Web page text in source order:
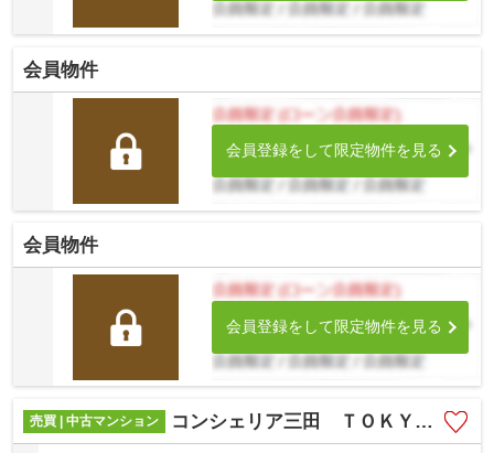
会員物件
会員登録をして限定物件を見る
会員物件
会員登録をして限定物件を見る
売買 | 中古マンション コンシェリア三田 ＴＯＫＹＯ ＰＲＥＭＩＵＭ